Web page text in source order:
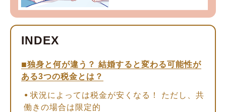
独身と何が違う？ 結婚すると変わる可能性が
ある3つの税金とは？
状況によっては税金が安くなる！ ただし、共
働きの場合は限定的